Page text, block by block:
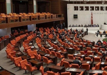
TEKNOLOJİ
YAŞAM
YEREL